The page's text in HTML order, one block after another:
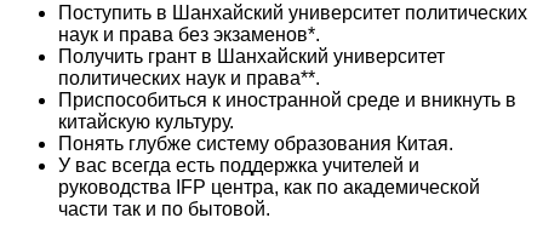
Поступить в Шанхайский университет политических
наук и права без экзаменов*.
Получить грант в Шанхайский университет
политических наук и права**.
Приспособиться к иностранной среде и вникнуть в
китайскую культуру.
Понять глубже систему образования Китая.
У вас всегда есть поддержка учителей и
руководства IFP центра, как по академической
части так и по бытовой.